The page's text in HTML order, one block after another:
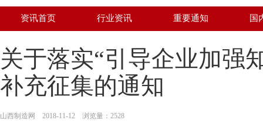
资讯首页 行业资讯 重要通知 国
关于落实“引导企业加强
补充征集的通知
山西制造网 2018-11-12 浏览量：2528